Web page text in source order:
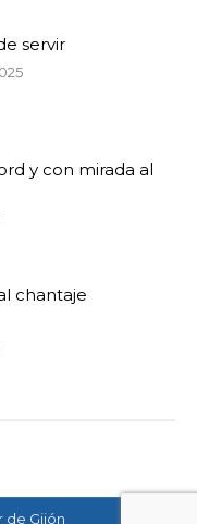
servir
y con mirada al
chantaje
de Gijón